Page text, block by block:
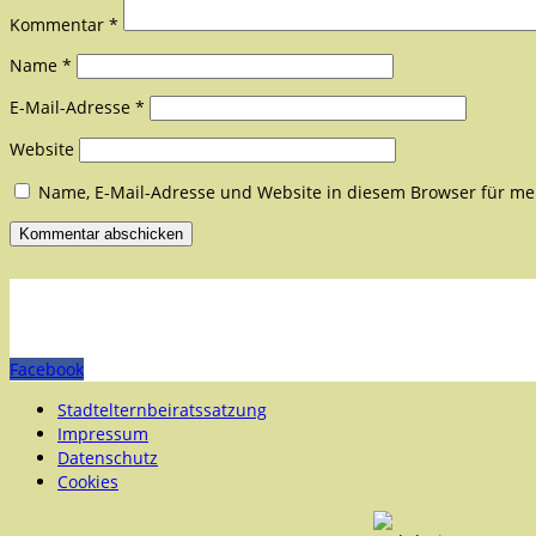
Kommentar *
Name *
E-Mail-Adresse *
Website
Name, E-Mail-Adresse und Website in diesem Browser für
Facebook
Stadtelternbeiratssatzung
Impressum
Datenschutz
Cookies